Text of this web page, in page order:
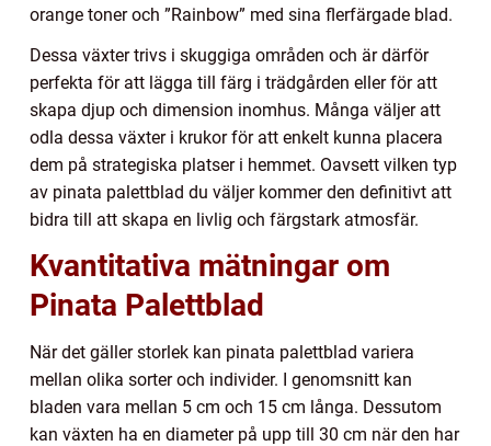
orange toner och ”Rainbow” med sina flerfärgade blad.
Dessa växter trivs i skuggiga områden och är därför
perfekta för att lägga till färg i trädgården eller för att
skapa djup och dimension inomhus. Många väljer att
odla dessa växter i krukor för att enkelt kunna placera
dem på strategiska platser i hemmet. Oavsett vilken typ
av pinata palettblad du väljer kommer den definitivt att
bidra till att skapa en livlig och färgstark atmosfär.
Kvantitativa mätningar om
Pinata Palettblad
När det gäller storlek kan pinata palettblad variera
mellan olika sorter och individer. I genomsnitt kan
bladen vara mellan 5 cm och 15 cm långa. Dessutom
kan växten ha en diameter på upp till 30 cm när den har